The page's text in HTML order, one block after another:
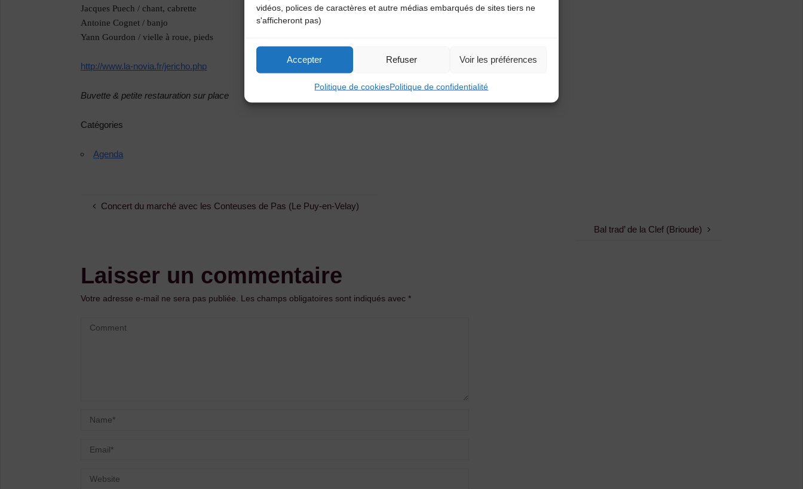
vidéos, polices de caractères et autre médias embarqués de sites tiers ne
s'afficheront pas)
Accepter Refuser Voir les préférences
Politique de cookiesPolitique de confidentialité
Jacques Puech / chant, cabrette
Antoine Cognet / banjo
Yann Gourdon / vielle à roue, pieds
http://www.la-novia.fr/jericho.php
Buvette & petite restauration sur place
Catégories
Agenda
Concert du marché avec les Conteuses de Pas (Le Puy-en-Velay)
Bal trad’ de la Clef (Brioude)
Laisser un commentaire
Votre adresse e-mail ne sera pas publiée. Les champs obligatoires sont indiqués avec*